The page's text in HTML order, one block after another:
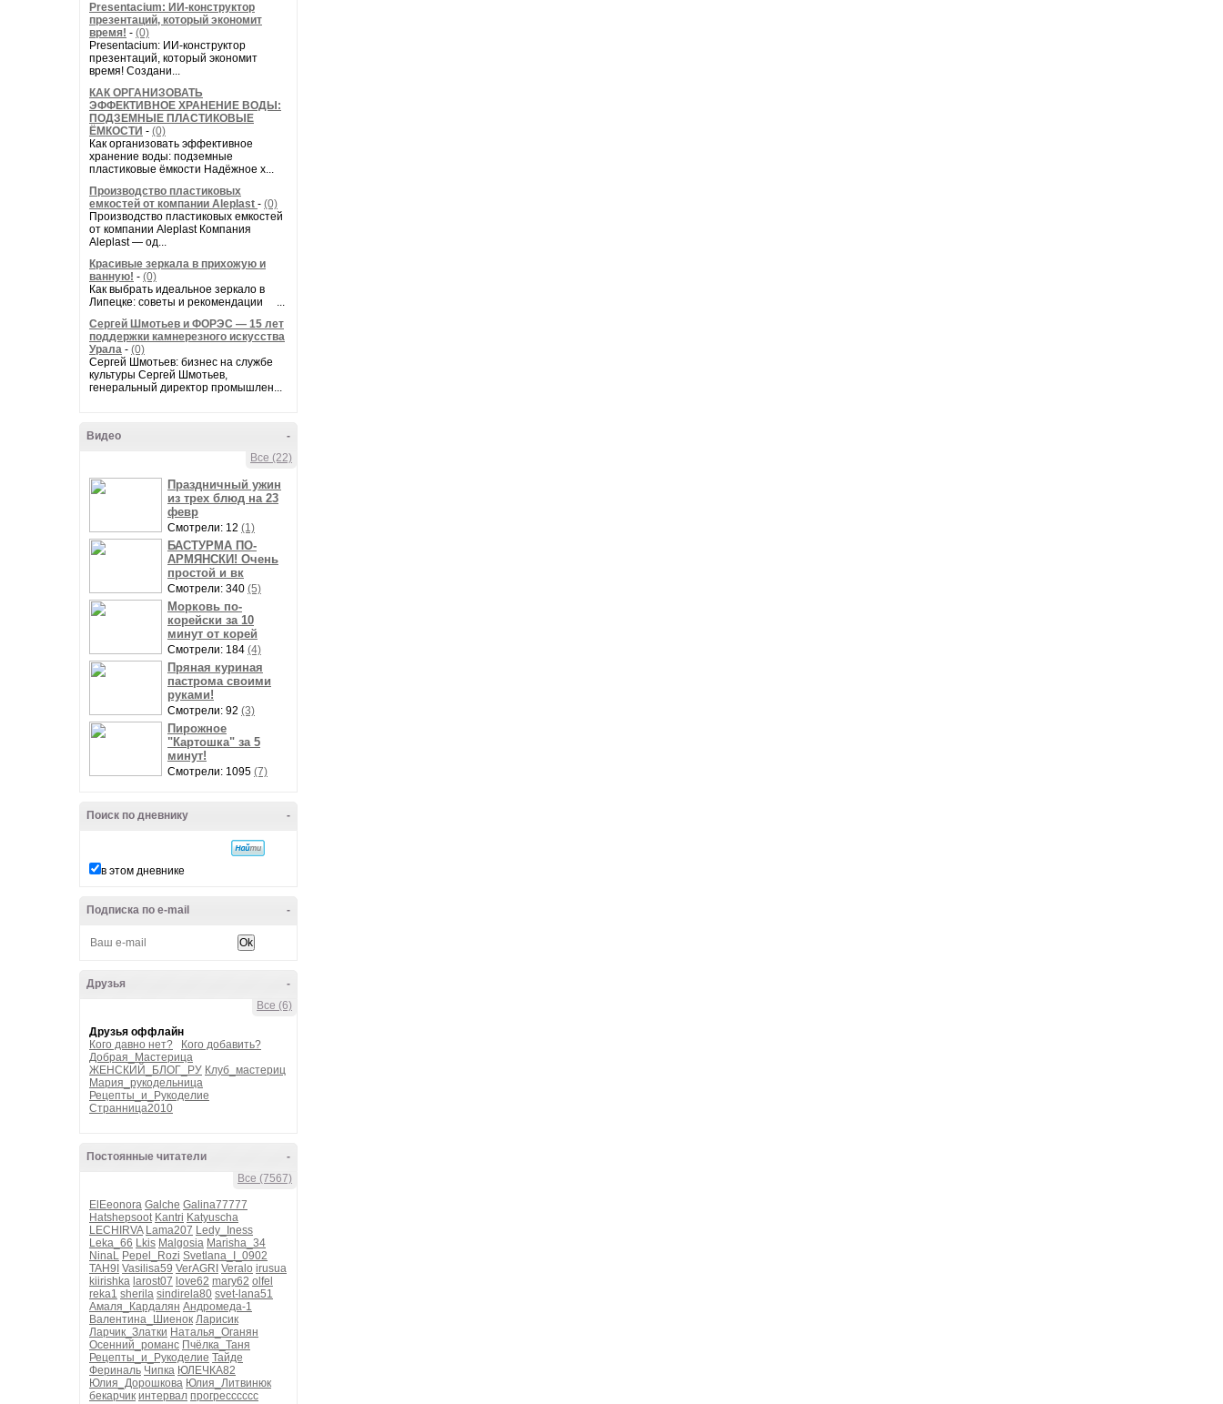
Presentacium: ИИ‑конструктор
презентаций, который экономит
время! - (0)
Presentacium: ИИ‑конструктор
презентаций, который экономит
время! Создани...
КАК ОРГАНИЗОВАТЬ
ЭФФЕКТИВНОЕ ХРАНЕНИЕ ВОДЫ:
ПОДЗЕМНЫЕ ПЛАСТИКОВЫЕ
ЁМКОСТИ - (0)
Как организовать эффективное
хранение воды: подземные
пластиковые ёмкости Надёжное х...
Производство пластиковых
емкостей от компании Aleplast - (0)
Производство пластиковых емкостей
от компании Aleplast Компания
Aleplast — од...
Красивые зеркала в прихожую и
ванную! - (0)
Как выбрать идеальное зеркало в
Липецке: советы и рекомендации ...
Сергей Шмотьев и ФОРЭС — 15 лет
поддержки камнерезного искусства
Урала - (0)
Сергей Шмотьев: бизнес на службе
культуры Сергей Шмотьев,
генеральный директор промышлен...
-
Видео
Все (22)
Праздничный ужин
из трех блюд на 23
февр
Смотрели: 12 (1)
БАСТУРМА ПО-
АРМЯНСКИ! Очень
простой и вк
Смотрели: 340 (5)
Морковь по-
корейски за 10
минут от корей
Смотрели: 184 (4)
Пряная куриная
пастрома своими
руками!
Смотрели: 92 (3)
Пирожное
"Картошка" за 5
минут!
Смотрели: 1095 (7)
-
Поиск по дневнику
в этом дневнике
-
Подписка по e-mail
-
Друзья
Все (6)
Друзья оффлайн
Кого давно нет?
Кого добавить?
Добрая_Мастерица
ЖЕНСКИЙ_БЛОГ_РУ Клуб_мастериц
Мария_рукодельница
Рецепты_и_Рукоделие
Странница2010
-
Постоянные читатели
Все (7567)
ElEeonora Galche Galina77777
Hatshepsoot Kantri Katyuscha
LECHIRVA Lama207 Ledy_Iness
Leka_66 Lkis Malgosia Marisha_34
NinaL Pepel_Rozi Svetlana_I_0902
TAH9I Vasilisa59 VerAGRI Veralo irusua
kiirishka larost07 love62 mary62 olfel
reka1 sherila sindirela80 svet-lana51
Амаля_Кардалян Андромеда-1
Валентина_Шиенок Ларисик
Ларчик_Златки Наталья_Оганян
Осенний_романс Пчёлка_Таня
Рецепты_и_Рукоделие Тайде
Фериналь Чипка ЮЛЕЧКА82
Юлия_Дорошкова Юлия_Литвинюк
бекарчик интервал прогресссссс